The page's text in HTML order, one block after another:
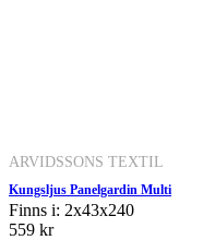
ARVIDSSONS TEXTIL
Kungsljus Panelgardin Multi
Finns i: 2x43x240
559 kr